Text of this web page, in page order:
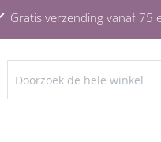
Gratis verzending vanaf 75
ZOEKEN